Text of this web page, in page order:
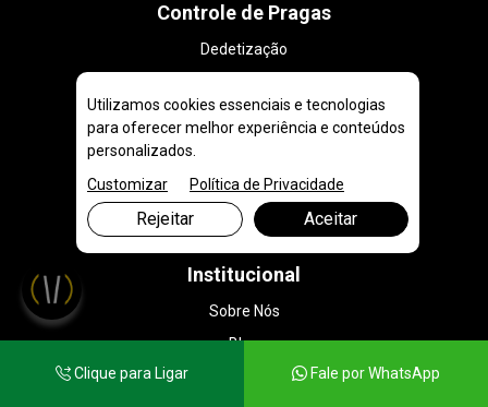
Controle de Pragas
Dedetização
Serviços
Caminhão Pipa
Vídeo Inspeção em Tubulação
Institucional
Sobre Nós
Blog
Clique para Ligar Fale por WhatsApp
Utilizamos cookies essenciais e tecnologias
para oferecer melhor experiência e conteúdos
personalizados.
Customizar
Política de Privacidade
Rejeitar Aceitar